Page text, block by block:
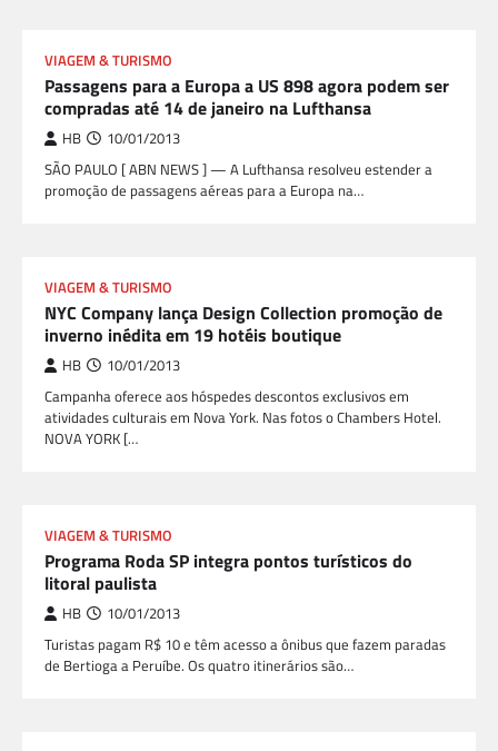
VIAGEM & TURISMO
Passagens para a Europa a US 898 agora podem ser
compradas até 14 de janeiro na Lufthansa
HB 10/01/2013
SÃO PAULO [ ABN NEWS ] — A Lufthansa resolveu estender a
promoção de passagens aéreas para a Europa na…
VIAGEM & TURISMO
NYC Company lança Design Collection promoção de
inverno inédita em 19 hotéis boutique
HB 10/01/2013
Campanha oferece aos hóspedes descontos exclusivos em
atividades culturais em Nova York. Nas fotos o Chambers Hotel.
NOVA YORK […
VIAGEM & TURISMO
Programa Roda SP integra pontos turísticos do
litoral paulista
HB 10/01/2013
Turistas pagam R$ 10 e têm acesso a ônibus que fazem paradas
de Bertioga a Peruíbe. Os quatro itinerários são…